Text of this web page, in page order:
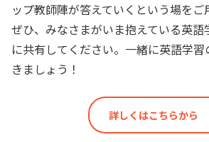
ップ教師陣が答えていくという場をご
ぜひ、みなさまがいま抱えている英語
に共有してください。一緒に英語学
きましょう！
詳しくはこちらから